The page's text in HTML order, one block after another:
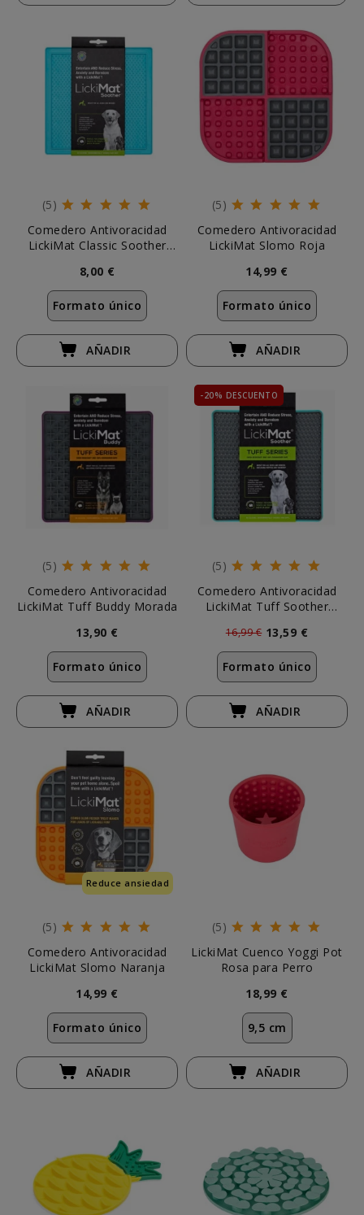
(5)
Comedero Antivoracidad
LickiMat Classic Soother
8,00 €
Formato único
AÑADIR
(5)
Comedero Antivoracidad
LickiMat Slomo Roja
14,99 €
Formato único
AÑADIR
(5)
Comedero Antivoracidad
LickiMat Tuff Buddy Morada
13,90 €
Formato único
AÑADIR
-20% DESCUENTO
(5)
Comedero Antivoracidad
LickiMat Tuff Soother
16,99 € 13,59 €
Formato único
AÑADIR
Reduce ansiedad
(5)
Comedero Antivoracidad
LickiMat Slomo Naranja
14,99 €
Formato único
AÑADIR
(5)
LickiMat Cuenco Yoggi Pot
Rosa para Perro
18,99 €
9,5 cm
AÑADIR